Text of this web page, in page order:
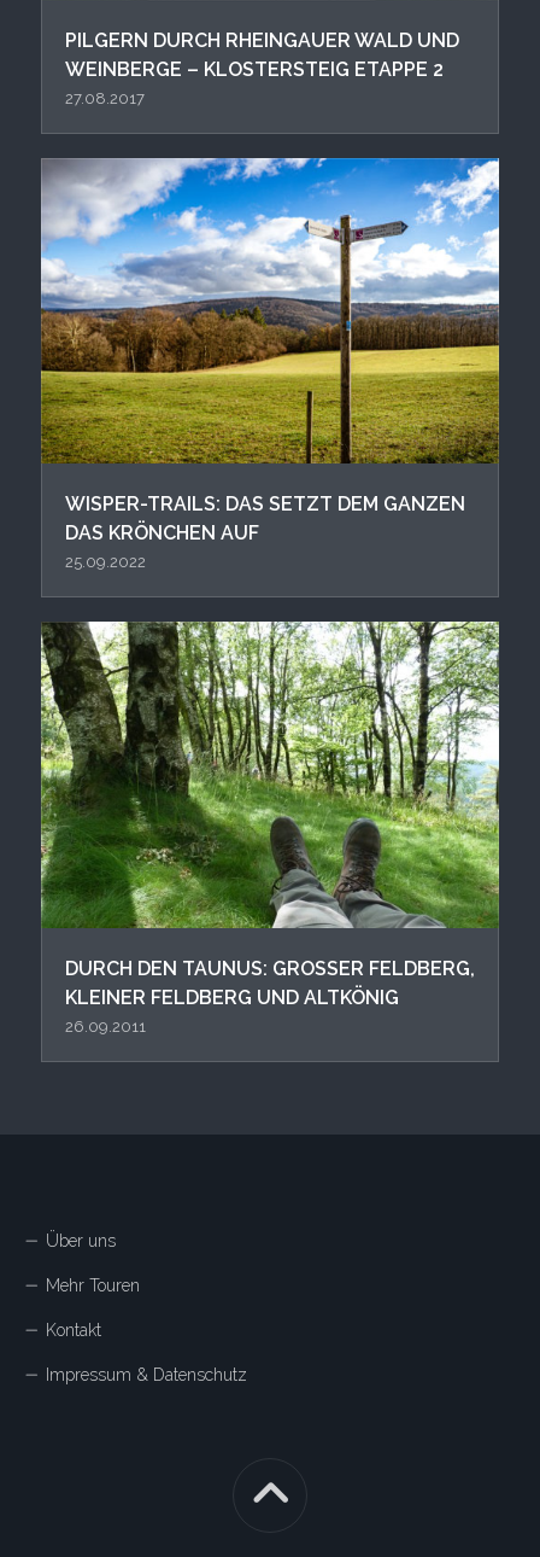
PIL GERN DURCH RHEINGAUER WALD UND
WEINBERGE – KLOSTERSTEIG ETAPPE 2
27.08.2017
WISPER-TRAILS: DAS SETZT DEM GANZEN
DAS KRÖNCHEN AUF
25.09.2022
DURCH DEN TAUNUS: GROSSER FELDBERG, K
LEINER FELDBERG UND ALTKÖNIG
26.09.2011
Über uns
Mehr Touren
Kontakt
Impressum & Datenschutz